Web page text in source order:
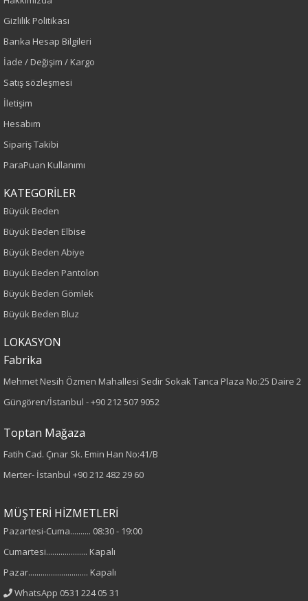
İlkbahar-Yaz
Sonbahar-Kış
Yaş Grubu
Yetişkin
Bel
Normal Bel
Büyük Beden
Boy
100
Paça Tipi
Geniş Paça
Örme
Desen
%95 Pamuk
%5 Elastan
Gizlilik Politikası
Banka Hesap Bilgileri
İade / Değişim / Kargo
Satış sözleşmesi
İletişim
Hesabım
Sipariş Takibi
ParaPuan Kullanımı
KATEGORİLER
Büyük Beden
Büyük Beden Elbise
Büyük Beden Abiye
Büyük Beden Pantolon
Büyük Beden Gömlek
Büyük Beden Bluz
LOKASYON
Fabrika
Mehmet Nesih Özmen Mahallesi Sedir Sokak Tanca Plaza No:25 Daire 2
Güngören/İstanbul -+90 212 507 9052
Toptan Mağaza
Fatih Cad. Çınar Sk. Emin Han No:41/B
Merter- İstanbul +90 212 482 29 60
MÜŞTERİ HİZMETLERİ
Pazartesi-Cuma.......... 08:30 - 19:00
Cumartesi.................... Kapalı
Pazar............................. Kapalı
WhatsApp 0531 224 05 31